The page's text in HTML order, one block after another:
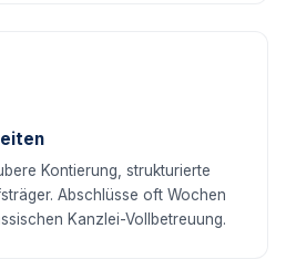
Kontierung, strukturierte
Abschlüsse oft Wochen
Kanzlei-Vollbetreuung.